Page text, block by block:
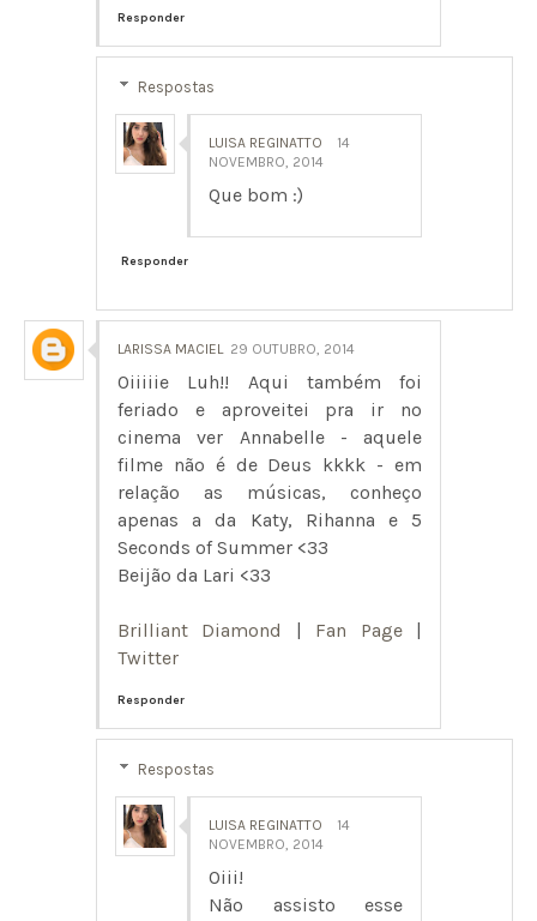
Responder
Respostas
LUISA REGINATTO
14
NOVEMBRO, 2014
Que bom :)
Responder
LARISSA MACIEL 29 OUTUBRO, 2014
Oiiiiie Luh!! Aqui também foi
feriado e aproveitei pra ir no
cinema ver Annabelle - aquele
filme não é de Deus kkkk - em
relação as músicas, conheço
apenas a da Katy, Rihanna e 5
Seconds of Summer <33
Beijão da Lari <33
Brilliant Diamond | Fan Page|
Twitter
Responder
Respostas
LUISA REGINATTO
14
NOVEMBRO, 2014
Oiii!
Não assisto esse